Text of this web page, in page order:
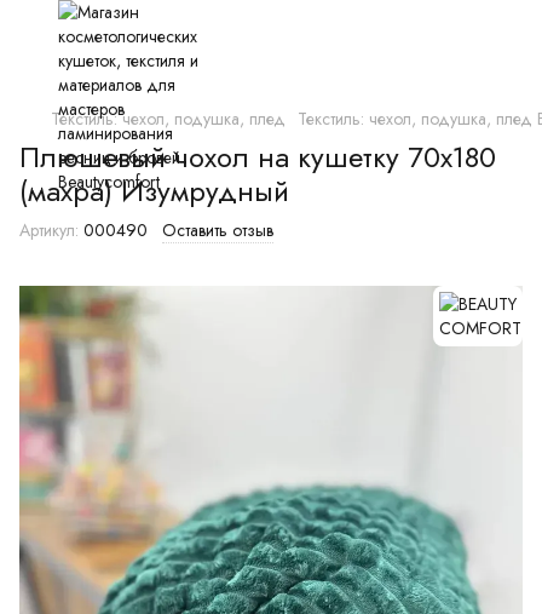
Текстиль: чехол, подушка, плед Текстиль: чехол, подушка, плед
Плюшевый чохол на кушетку 70х180
(махра) Изумрудный
Артикул: 000490 Оставить отзыв